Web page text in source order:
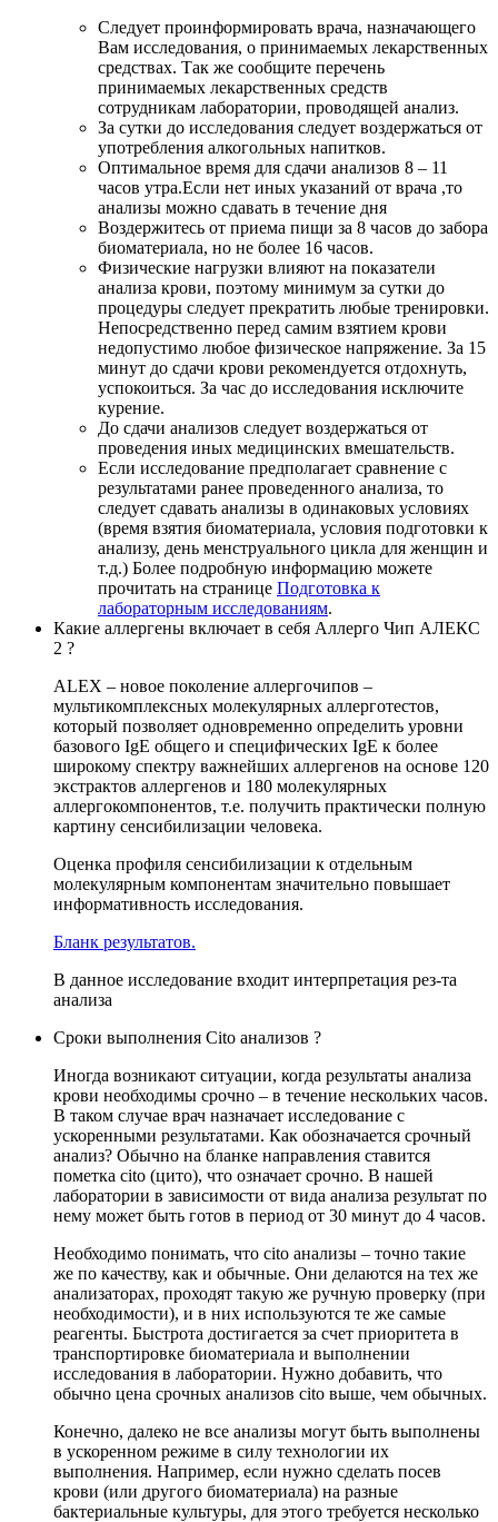
Следует проинформировать врача, назначающего
Вам исследования, о принимаемых лекарственных
средствах. Так же сообщите перечень
принимаемых лекарственных средств
сотрудникам лаборатории, проводящей анализ.
За сутки до исследования следует воздержаться от
употребления алкогольных напитков.
Оптимальное время для сдачи анализов 8 – 11
часов утра.Если нет иных указаний от врача ,то
анализы можно сдавать в течение дня
Воздержитесь от приема пищи за 8 часов до забора
биоматериала, но не более 16 часов.
Физические нагрузки влияют на показатели
анализа крови, поэтому минимум за сутки до
процедуры следует прекратить любые тренировки.
Непосредственно перед самим взятием крови
недопустимо любое физическое напряжение. За 15
минут до сдачи крови рекомендуется отдохнуть,
успокоиться. За час до исследования исключите
курение.
До сдачи анализов следует воздержаться от
проведения иных медицинских вмешательств.
Если исследование предполагает сравнение с
результатами ранее проведенного анализа, то
следует сдавать анализы в одинаковых условиях
(время взятия биоматериала, условия подготовки к
анализу, день менструального цикла для женщин и
т.д.) Более подробную информацию можете
прочитать на странице Подготовка к
лабораторным исследованиям.
Какие аллергены включает в себя Аллерго Чип АЛЕКС
2 ?
ALEX – новое поколение аллергочипов –
мультикомплексных молекулярных аллерготестов,
который позволяет одновременно определить уровни
базового IgE общего и специфических IgE к более
широкому спектру важнейших аллергенов на основе 120
экстрактов аллергенов и 180 молекулярных
аллергокомпонентов, т.е. получить практически полную
картину сенсибилизации человека.
Оценка профиля сенсибилизации к отдельным
молекулярным компонентам значительно повышает
информативность исследования.
Бланк результатов.
В данное исследование входит интерпретация рез-та
анализа
Сроки выполнения Cito анализов ?
Иногда возникают ситуации, когда результаты анализа
крови необходимы срочно – в течение нескольких часов.
В таком случае врач назначает исследование с
ускоренными результатами. Как обозначается срочный
анализ? Обычно на бланке направления ставится
пометка cito (цито), что означает срочно. В нашей
лаборатории в зависимости от вида анализа результат по
нему может быть готов в период от 30 минут до 4 часов.
Необходимо понимать, что cito анализы – точно такие
же по качеству, как и обычные. Они делаются на тех же
анализаторах, проходят такую же ручную проверку (при
необходимости), и в них используются те же самые
реагенты. Быстрота достигается за счет приоритета в
транспортировке биоматериала и выполнении
исследования в лаборатории. Нужно добавить, что
обычно цена срочных анализов cito выше, чем обычных.
Конечно, далеко не все анализы могут быть выполнены
в ускоренном режиме в силу технологии их
выполнения. Например, если нужно сделать посев
крови (или другого биоматериала) на разные
бактериальные культуры, для этого требуется несколько